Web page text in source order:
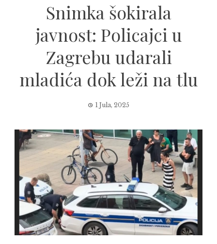
Snimka šokirala
javnost: Policajci u
Zagrebu udarali
mladića dok leži na tlu
1 Jula, 2025